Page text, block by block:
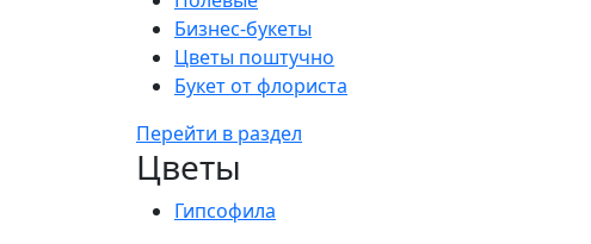
Бизнес-букеты
Цветы поштучно
Букет от флориста
Перейти в раздел
Цветы
Гипсофила